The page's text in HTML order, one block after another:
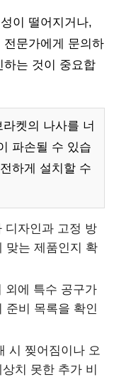
이 떨어지거나,
문가에게 문의하
하는 것이 중요합
켓의 나사를 너
파손될 수 있습
하게 설치할 수
디자인과 고정 방
맞는 제품인지 확
외에 특수 공구가
준비 목록을 확인
시 찢어짐이나 오
치 못한 추가 비